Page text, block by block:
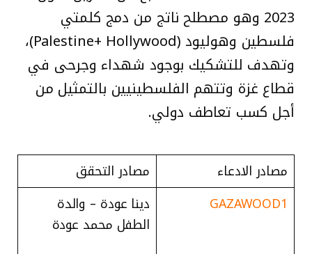
2023 وهو مصطلح ناتج من دمج كلمتي
فلسطين وهوليود (Palestine+ Hollywood)،
وتهدف للتشكيك بوجود شهداء وجرحى في
قطاع غزة وتتهم الفلسطينيين بالتمثيل من
أجل كسب تعاطف دولي.
مصادر الادعاء
مصادر التحقق
GAZAWOOD1
دينا عودة – والدة
الطفل محمد عودة